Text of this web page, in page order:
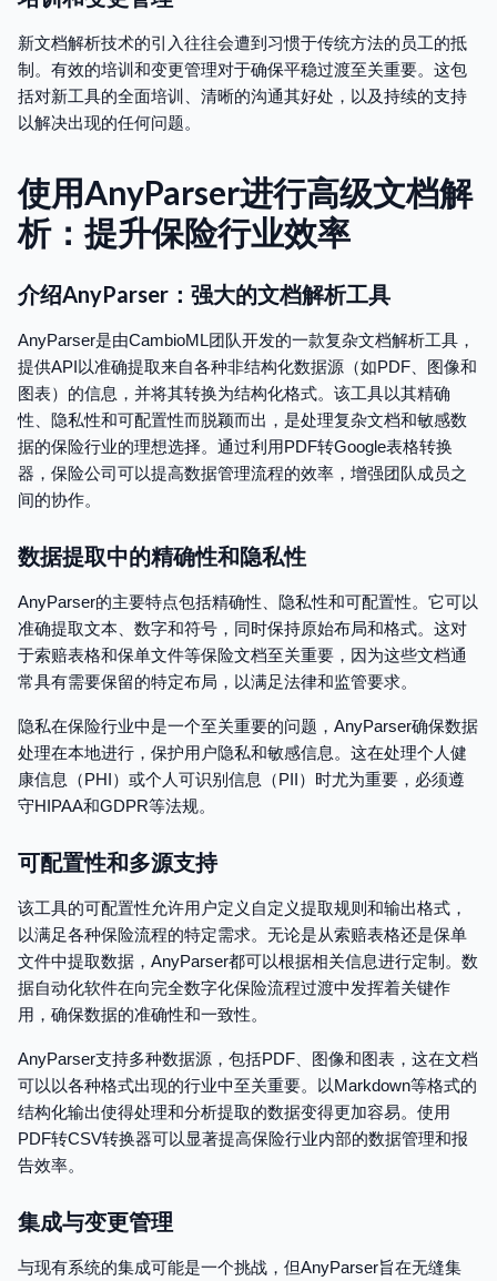
新文档解析技术的引入往往会遭到习惯于传统方法的员工的抵
制。有效的培训和变更管理对于确保平稳过渡至关重要。这包
括对新工具的全面培训、清晰的沟通其好处，以及持续的支持
以解决出现的任何问题。
使用AnyParser进行高级文档解
析：提升保险行业效率
介绍AnyParser：强大的文档解析工具
AnyParser是由CambioML团队开发的一款复杂文档解析工具，
提供API以准确提取来自各种非结构化数据源（如PDF、图像和
图表）的信息，并将其转换为结构化格式。该工具以其精确
性、隐私性和可配置性而脱颖而出，是处理复杂文档和敏感数
据的保险行业的理想选择。通过利用PDF转Google表格转换
器，保险公司可以提高数据管理流程的效率，增强团队成员之
间的协作。
数据提取中的精确性和隐私性
AnyParser的主要特点包括精确性、隐私性和可配置性。它可以
准确提取文本、数字和符号，同时保持原始布局和格式。这对
于索赔表格和保单文件等保险文档至关重要，因为这些文档通
常具有需要保留的特定布局，以满足法律和监管要求。
隐私在保险行业中是一个至关重要的问题，AnyParser确保数据
处理在本地进行，保护用户隐私和敏感信息。这在处理个人健
康信息（PHI）或个人可识别信息（PII）时尤为重要，必须遵
守HIPAA和GDPR等法规。
可配置性和多源支持
该工具的可配置性允许用户定义自定义提取规则和输出格式，
以满足各种保险流程的特定需求。无论是从索赔表格还是保单
文件中提取数据，AnyParser都可以根据相关信息进行定制。数
据自动化软件在向完全数字化保险流程过渡中发挥着关键作
用，确保数据的准确性和一致性。
AnyParser支持多种数据源，包括PDF、图像和图表，这在文档
可以以各种格式出现的行业中至关重要。以Markdown等格式的
结构化输出使得处理和分析提取的数据变得更加容易。使用
PDF转CSV转换器可以显著提高保险行业内部的数据管理和报
告效率。
集成与变更管理
与现有系统的集成可能是一个挑战，但AnyParser旨在无缝集